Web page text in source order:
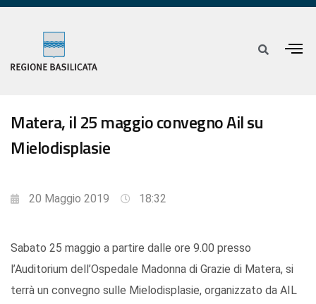
Matera, il 25 maggio convegno Ail su
Mielodisplasie
20 Maggio 2019 18:32
Sabato 25 maggio a partire dalle ore 9.00 presso
l’Auditorium dell’Ospedale Madonna di Grazie di Matera, si
terrà un convegno sulle Mielodisplasie, organizzato da AIL